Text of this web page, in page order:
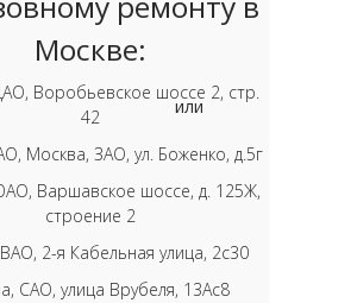
Москве:
Воробьевское шоссе 2, стр.
42
Москва, ЗАО, ул. Боженко, д.5г
Варшавское шоссе, д. 125Ж,
строение 2
2-я Кабельная улица, 2с30
САО, улица Врубеля, 13Ас8
или